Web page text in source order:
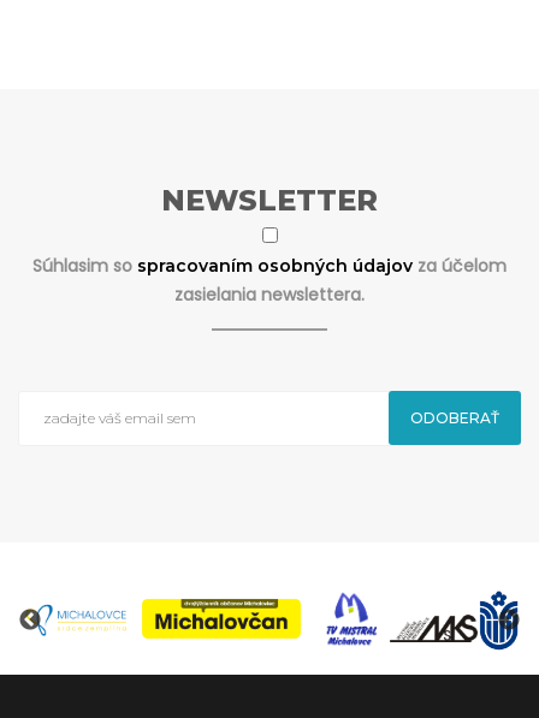
NEWSLETTER
Súhlasim so spracovaním osobných údajov za účelom
zasielania newslettera.
ODOBERAŤ